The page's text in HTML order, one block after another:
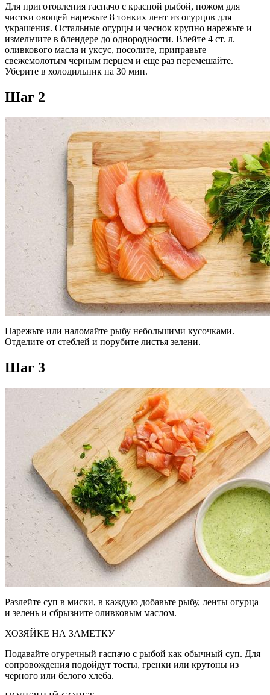
Для приготовления гаспачо с красной рыбой, ножом для
чистки овощей нарежьте 8 тонких лент из огурцов для
украшения. Остальные огурцы и чеснок крупно нарежьте и
измельчите в блендере до однородности. Влейте 4 ст. л.
оливкового масла и уксус, посолите, приправьте
свежемолотым черным перцем и еще раз перемешайте.
Уберите в холодильник на 30 мин.
Шаг 2
Нарежьте или наломайте рыбу небольшими кусочками.
Отделите от стеблей и порубите листья зелени.
Шаг 3
Разлейте суп в миски, в каждую добавьте рыбу, ленты огурца
и зелень и сбрызните оливковым маслом.
ХОЗЯЙКЕ НА ЗАМЕТКУ
Подавайте огуречный гаспачо с рыбой как обычный суп. Для
сопровождения подойдут тосты, гренки или крутоны из
черного или белого хлеба.